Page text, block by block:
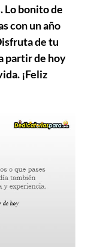
Lo bonito de
con un año
de tu
partir de hoy
¡Feliz